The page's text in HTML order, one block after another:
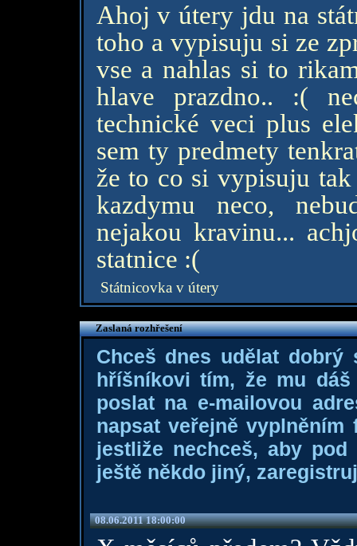
Ahoj v útery jdu na
toho a vypisuju si ze
vse a nahlas si to
hlave prazdno.. :(
technické veci plus
sem ty predmety
že to co si vypisuju
kazdymu neco,
nejakou kravinu...
statnice :(
Státnicovka v útery
Zaslaná rozhřešení
Chceš dnes udělat dobrý
hříšníkovi tím, že mu
poslat na e-mailovou
napsat veřejně
jestliže nechceš, aby
ještě někdo jiný,
08.06.2011 18:00:00